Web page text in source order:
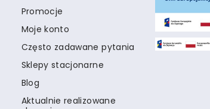
Promocje
Moje konto
Często zadawane pytania
Sklepy stacjonarne
Blog
Aktualnie realizowane